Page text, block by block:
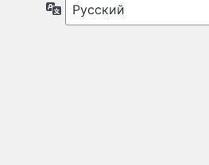
Язык